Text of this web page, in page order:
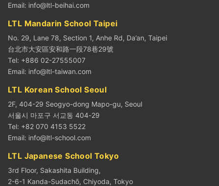
Email: info@ltl-beihai.com
LTL Mandarin School Taipei
No. 29, Lane 78, Section 1, Anhe Rd, Da’an, Taipei
台北市大安區安和路一段78巷29號
Tel: +886 02-27555007
Email: info@ltl-taiwan.com
LTL Korean School Seoul
2F, 404-29 Seogyo-dong Mapo-gu, Seoul
서울시 마포구 서교동 404-29
Tel: +82 070 4153 5522
Email: info@ltl-school.com
LTL Japanese School Tokyo
3rd Floor, Sakashita Building,
2-6-1 Kanda-Sudachō, Chiyoda, Tokyo